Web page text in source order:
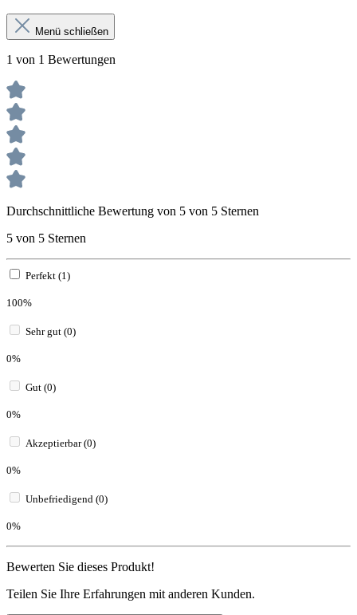
Menü schließen
1 von 1 Bewertungen
Durchschnittliche Bewertung von 5 von 5 Sternen
5 von 5 Sternen
Perfekt (1)
100%
Sehr gut (0)
0%
Gut (0)
0%
Akzeptierbar (0)
0%
Unbefriedigend (0)
0%
Bewerten Sie dieses Produkt!
Teilen Sie Ihre Erfahrungen mit anderen Kunden.